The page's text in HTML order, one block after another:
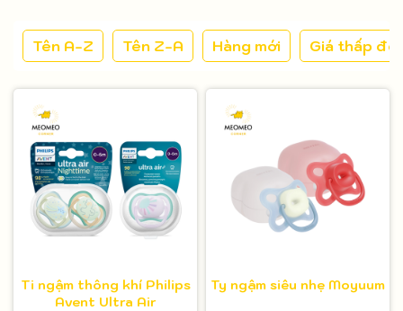
Tên A-Z Tên Z-A Hàng mới Giá thấp
Ti ngậm thông khí Philips
Avent Ultra Air
Ty ngậm siêu nhẹ Moyuum